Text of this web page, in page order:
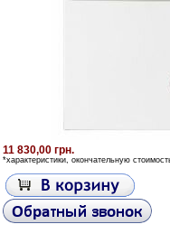
11 830,00 грн.
*характеристики, окончательную